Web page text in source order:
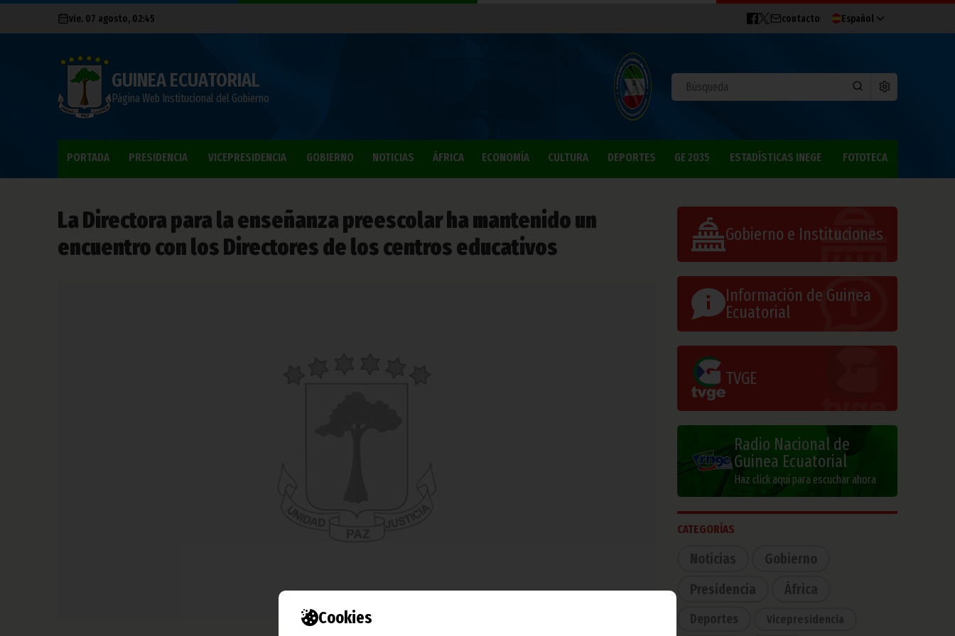
Cookies
vie. 07 agosto, 02:45 contacto Español
GUINEA ECUATORIAL
Página Web Institucional del Gobierno
PORTADA PRESIDENCIA VICEPRESIDENCIA GOBIERNO NOTICIAS ÁFRICA ECONOMÍA CULTURA DEPORTES GE 2035 ESTADÍSTICAS INEGE FOTOTECA
La Directora para la enseñanza preescolar ha mantenido un
encuentro con los Directores de los centros educativos
Gobierno e Instituciones
Información de Guinea
Ecuatorial
TVGE
Radio Nacional de
Guinea Ecuatorial
Haz click aquí para escuchar ahora
CATEGORÍAS
Noticias
Gobierno
Presidencia
África
Deportes Vicepresidencia